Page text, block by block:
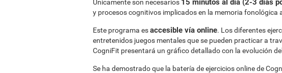
Únicamente son necesarios 15 minutos al día (2-3 días
y procesos cognitivos implicados en la memoria fonológica
Este programa esaccesible vía online. Los diferentes
entretenidos juegos mentales que se pueden practicar a
CogniFit presentará un gráfico detallado con la evolución
Se ha demostrado que la batería de ejercicios online de